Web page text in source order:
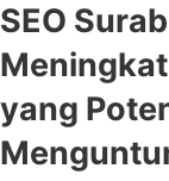
SEO
yang